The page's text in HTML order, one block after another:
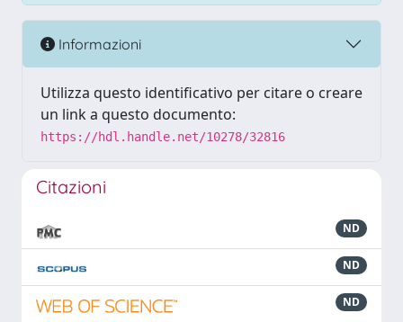
Informazioni
Utilizza questo identificativo per citare o creare
un link a questo documento:
https://hdl.handle.net/10278/32816
Citazioni
ND
ND
ND